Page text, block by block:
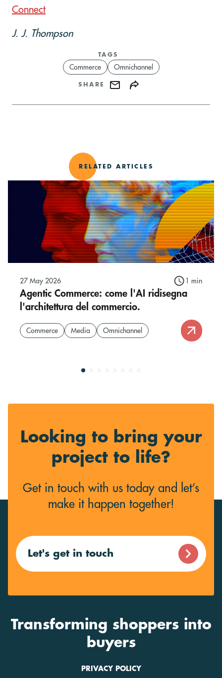
Connect
J. J. Thompson
TAGS
Commerce Omnichannel
SHARE
RELATED ARTICLES
27 May 2026 1 min
Agentic Commerce: come l'AI ridisegna
l'architettura del commercio.
Commerce Media Omnichannel
Looking to bring your
project to life?
Get in touch with us today and let’s
make it happen together!
Let's get in touch
Transforming shoppers into
buyers
PRIVACY POLICY